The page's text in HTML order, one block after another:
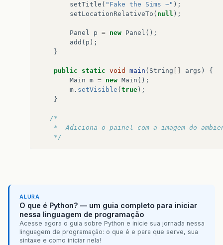
setTitle ( "Fake the Sims ~" );
setLocationRelativeTo ( null );
Panel p = new Panel ();
add ( p );
}
public static void main ( String args )
{
Main m = new Main ();
m . setVisible ( true );
}
/*
*  Adiciona o painel com a imagem do
    */
g .drawImage(room, 0, 0 , this
}
}
}
ALURA
O que é Python? — um guia completo para iniciar
nessa linguagem de programação
Acesse agora o guia sobre Python e inicie sua jornada nessa
linguagem de programação: o que é e para que serve, sua
sintaxe e como iniciar nela!